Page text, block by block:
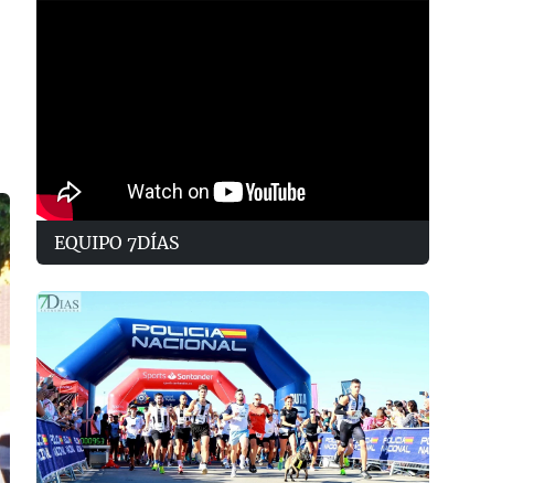
EQUIPO 7DÍAS